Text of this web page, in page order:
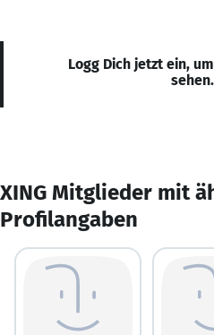
Logg Dich jetzt ein,
sehen.
XING Mitglieder mit
Profilangaben